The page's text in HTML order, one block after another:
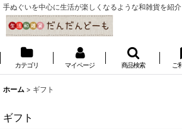
手ぬぐいを中心に生活が楽しくなるような和雑貨を紹
カテゴリ マイページ 商品検索 ご
ホーム > ギフト
ギフト